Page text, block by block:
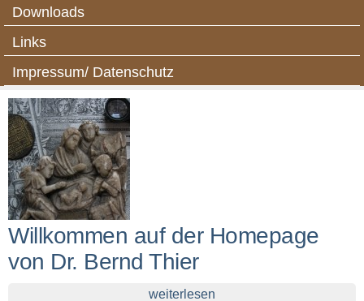
Downloads
Links
Impressum/ Datenschutz
Willkommen auf der Homepage
von Dr. Bernd Thier
weiterlesen